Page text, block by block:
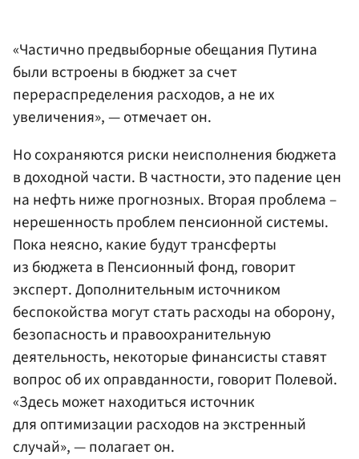
«Частично предвыборные обещания Путина
были встроены в бюджет за счет
перераспределения расходов, а не их
увеличения», — отмечает он.
Но сохраняются риски неисполнения бюджета
в доходной части. В частности, это падение цен
на нефть ниже прогнозных. Вторая проблема –
нерешенность проблем пенсионной системы.
Пока неясно, какие будут трансферты
из бюджета в Пенсионный фонд, говорит
эксперт. Дополнительным источником
беспокойства могут стать расходы на оборону,
безопасность и правоохранительную
деятельность, некоторые финансисты ставят
вопрос об их оправданности, говорит Полевой.
«Здесь может находиться источник
для оптимизации расходов на экстренный
случай», — полагает он.